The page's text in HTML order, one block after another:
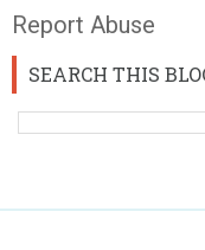
Report Abuse
SEARCH THIS